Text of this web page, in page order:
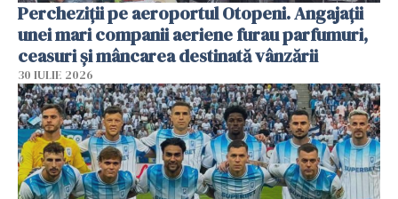
Percheziții pe aeroportul Otopeni. Angajații
unei mari companii aeriene furau parfumuri,
ceasuri și mâncarea destinată vânzării
30 IULIE 2026